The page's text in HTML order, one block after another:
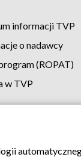
informacji TVP
o nadawcy
(ROPAT)
w TVP
Moje zgody